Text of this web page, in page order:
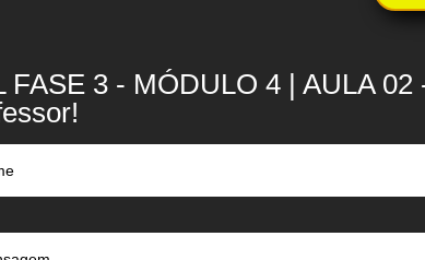
FASE 3 - MÓDULO 4 | AULA